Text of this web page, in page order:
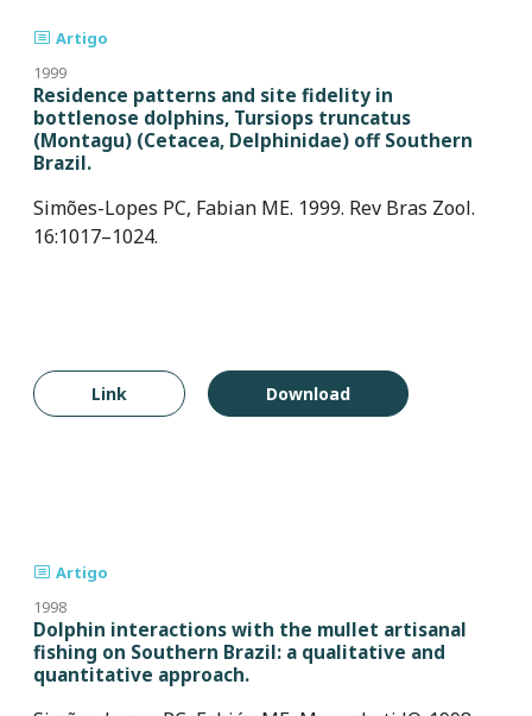
Artigo
1999
Residence patterns and site fidelity in
bottlenose dolphins, Tursiops truncatus
(Montagu) (Cetacea, Delphinidae) off Southern
Brazil.
Simões-Lopes PC, Fabian ME. 1999. Rev Bras Zool.
16:1017–1024.
Link Download
Artigo
1998
Dolphin interactions with the mullet artisanal
fishing on Southern Brazil: a qualitative and
quantitative approach.